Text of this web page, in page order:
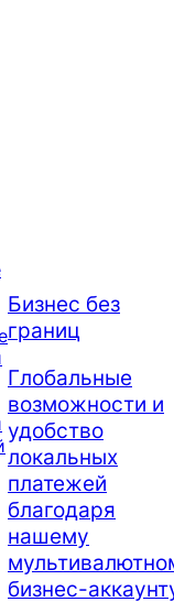
Бизнес без
границ
Глобальные
возможности и
удобство
локальных
платежей
благодаря
нашему
бизнес-